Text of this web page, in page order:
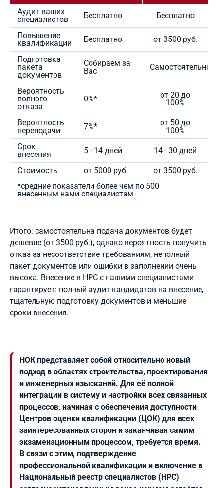
Аудит ваших
специалистов
Бесплатно Бесплатно
Повышение
квалификации
Бесплатно от 3500 руб.
Подготовка
пакета
документов
Собираем за
Вас
Самостоятельно
Вероятность
полного
отказа
0%*
от 20 до
100%
Вероятность
переподачи
7%*
от 50 до
100%
Срок
внесения
5 - 14 дней 14 - 30 дней
Стоимость от 5000 руб.
от 3500 руб.
*средние показатели более чем по 500
внесенным нами специалистам
Итого: самостоятельна подача документов будет
дешевле (от 3500 руб.), однако вероятность получить
отказ за несоответствие требованиям, неполный
пакет документов или ошибки в заполнении очень
высока. Внесение в НРС с нашими специалистами
гарантирует: полный аудит кандидатов на внесение,
тщательную подготовку документов и меньшие
сроки внесения.
НОК представляет собой относительно новый
подход в областях строительства, проектирования
и инженерных изысканий. Для её полной
интеграции в систему и настройки всех связанных
процессов, начиная с обеспечения доступности
Центров оценки квалификации (ЦОК) для всех
заинтересованных сторон и заканчивая самим
экзаменационным процессом, требуется время.
В связи с этим, подтверждение
профессиональной квалификации и включение в
Национальный реестр специалистов (НРС)